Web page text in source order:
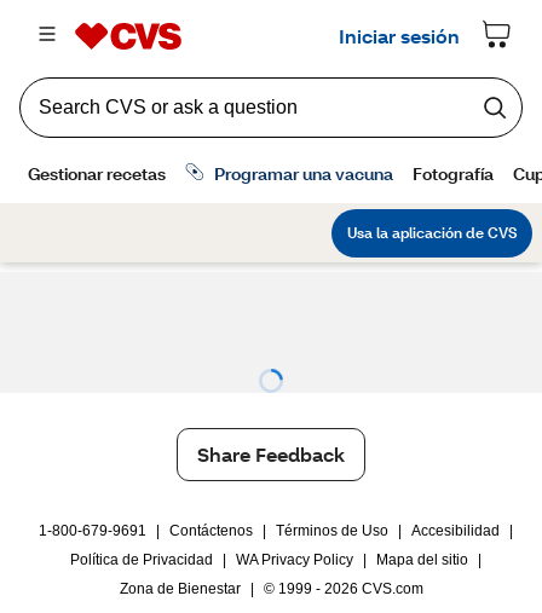
Share Feedback
1-800-679-9691 Contáctenos Términos de Uso Accesibilidad
Política de Privacidad
WA Privacy Policy Mapa del sitio
Zona de Bienestar
© 1999 - 2026 CVS.com